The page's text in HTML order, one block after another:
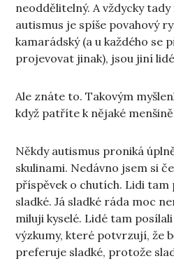
neoddělitelný. A vždycky
autismus je spíše povahový
kamarádský (a u každého se
projevovat jinak), jsou jiní
Ale znáte to. Takovým
když patříte k nějaké
Někdy autismus proniká
skulinami. Nedávno jsem si
příspěvek o chutích. Lidi tam
sladké. Já sladké ráda moc
miluji kyselé. Lidé tam
výzkumy, které potvrzují, že
preferuje sladké, protože